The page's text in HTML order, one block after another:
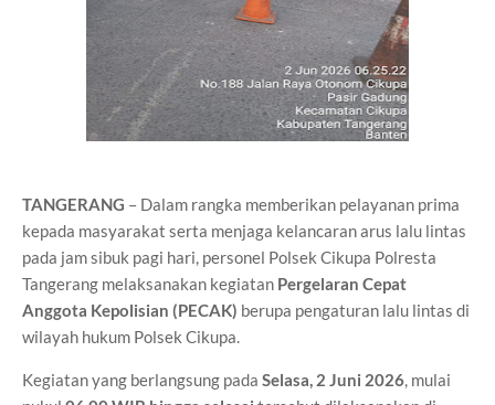
TANGERANG – Dalam rangka memberikan pelayanan prima
kepada masyarakat serta menjaga kelancaran arus lalu lintas
pada jam sibuk pagi hari, personel Polsek Cikupa Polresta
Tangerang melaksanakan kegiatan Pergelaran Cepat
Anggota Kepolisian (PECAK) berupa pengaturan lalu lintas di
wilayah hukum Polsek Cikupa.
Kegiatan yang berlangsung pada Selasa, 2 Juni 2026, mulai